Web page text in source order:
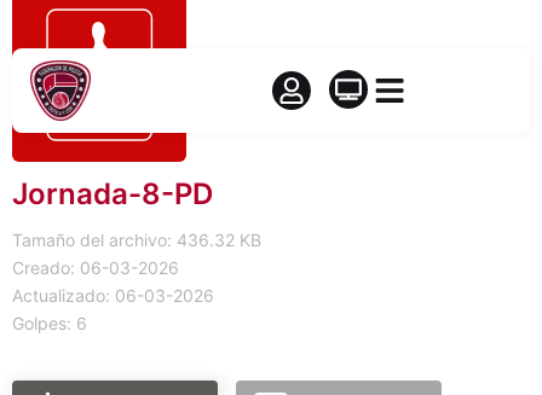
Jornada-8-PD
Tamaño del archivo: 436.32 KB
Creado: 06-03-2026
Actualizado: 06-03-2026
Golpes: 6